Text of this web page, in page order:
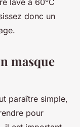
donc un
masque
paraître simple,
pour